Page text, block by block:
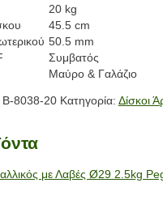
20 kg
45.5 cm
50.5 mm
Συμβατός
Μαύρο & Γαλάζιο
Β-8038-20 Κατηγορία: Δίσκοι